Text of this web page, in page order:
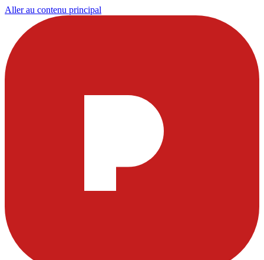
Aller au contenu principal